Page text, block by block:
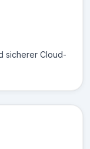
sicherer Cloud-